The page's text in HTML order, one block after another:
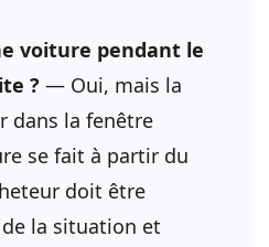
voiture pendant le
? — Oui, mais la
dans la fenêtre
se fait à partir du
doit être
la situation et